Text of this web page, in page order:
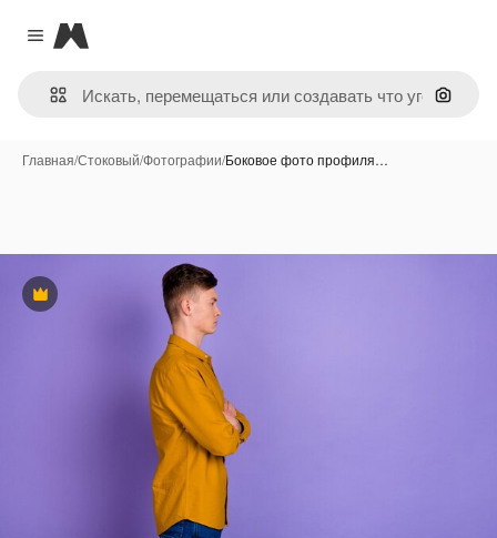
Close menu
Magnific
Поиск
Главная/Стоковый/Фотографии/Боковое фото профиля…
Премиум